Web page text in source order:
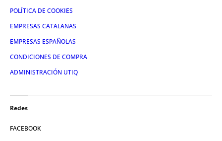
POLÍTICA DE COOKIES
EMPRESAS CATALANAS
EMPRESAS ESPAÑOLAS
CONDICIONES DE COMPRA
ADMINISTRACIÓN UTIQ
Redes
FACEBOOK